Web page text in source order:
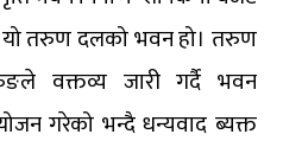
यो तरुण दलको भवन हो। तरुण
वक्तव्य जारी गर्दै भवन
गरेको भन्दै धन्यवाद ब्यक्त